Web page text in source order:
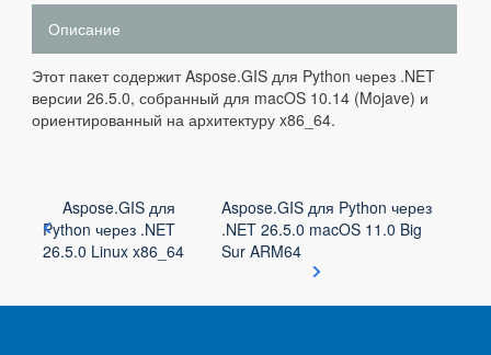
Описание
Этот пакет содержит Aspose.GIS для Python через .NET
версии 26.5.0, собранный для macOS 10.14 (Mojave) и
ориентированный на архитектуру x86_64.
Aspose.GIS для
Python через .NET
26.5.0 Linux x86_64
Aspose.GIS для Python через
.NET 26.5.0 macOS 11.0 Big
Sur ARM64